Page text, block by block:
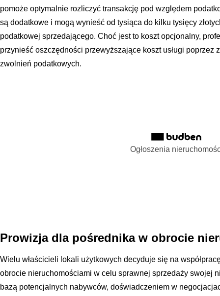
pomoże optymalnie rozliczyć transakcję pod względem
są dodatkowe i mogą wynieść od tysiąca do kilku tysięcy
podatkowej sprzedającego. Choć jest to koszt opcjonalny,
przynieść oszczędności przewyższające koszt usługi poprzez
zwolnień podatkowych.
Ogłoszenia
Prowizja dla pośrednika w obrocie
Wielu właścicieli lokali użytkowych decyduje się na
obrocie nieruchomościami w celu sprawnej sprzedaży swojej
bazą potencjalnych nabywców, doświadczeniem w